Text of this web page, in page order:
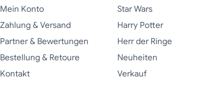
Mein Konto
Zahlung & Versand
Partner & Bewertungen
Bestellung & Retoure
Kontakt
Star Wars
Harry Potter
Herr der Ringe
Neuheiten
Verkauf